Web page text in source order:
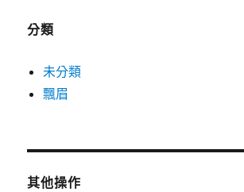
分類
未分類
飄眉
其他操作